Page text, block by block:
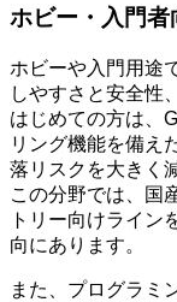
ホビー・入門
ホビーや入門用途
しやすさと安全性
はじめての方は、
リング機能を備え
落リスクを大きく
この分野では、国
トリー向けライン
向にあります。
また、プログラミ